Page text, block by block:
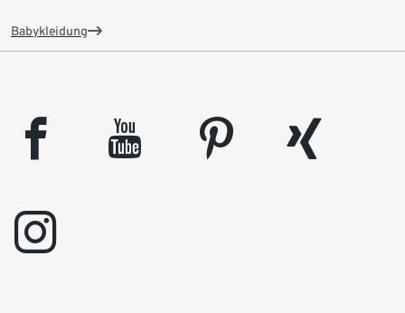
Babykleidung
facebook youtube pinterest
xing
instagram